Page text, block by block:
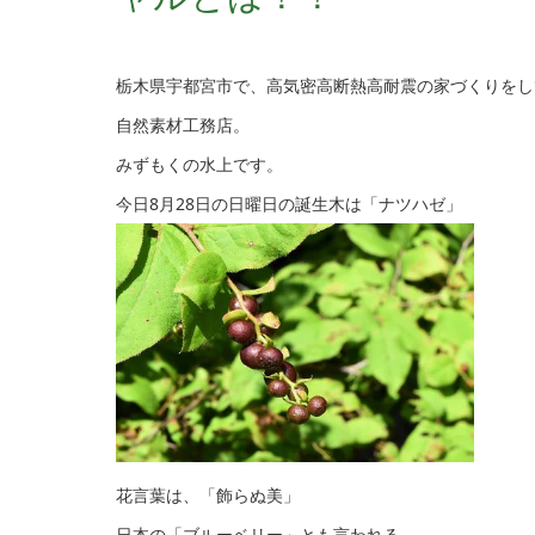
栃木県宇都宮市で、高気密高断熱高耐震の家づくりを
自然素材工務店。
みずもくの水上です。
今日8月28日の日曜日の誕生木は「ナツハゼ」
花言葉は、「飾らぬ美」